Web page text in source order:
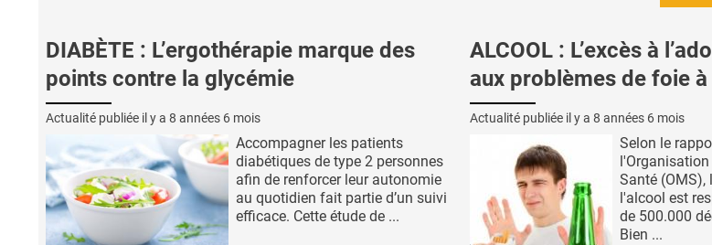
DIABÈTE : L’ergothérapie marque des
points contre la glycémie
Actualité publiée il y a 8 années 6 mois
Accompagner les patients
diabétiques de type 2 personnes
afin de renforcer leur autonomie
au quotidien fait partie d’un suivi
efficace. Cette étude de ...
ALCOOL : L’excès à
aux problèmes de foie
Actualité publiée il y a 8 années 6 mois
Selon le
Santé (OMS),
l'alcool est
de 500.000
Bien ...